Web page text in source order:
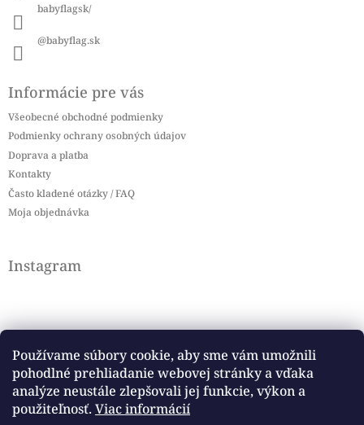
Používame súbory cookie, aby sme vám umožnili
pohodlné prehliadanie webovej stránky a vďaka
analýze neustále zlepšovali jej funkcie, výkon a
použiteľnosť. Viac informácií
babyflagsk/
@babyflag.sk
Informácie pre vás
Všeobecné obchodné podmienky
Podmienky ochrany osobných údajov
Doprava a platba
Kontakty
Často kladené otázky / FAQ
Moja objednávka
Instagram
Sledovať na Instagrame